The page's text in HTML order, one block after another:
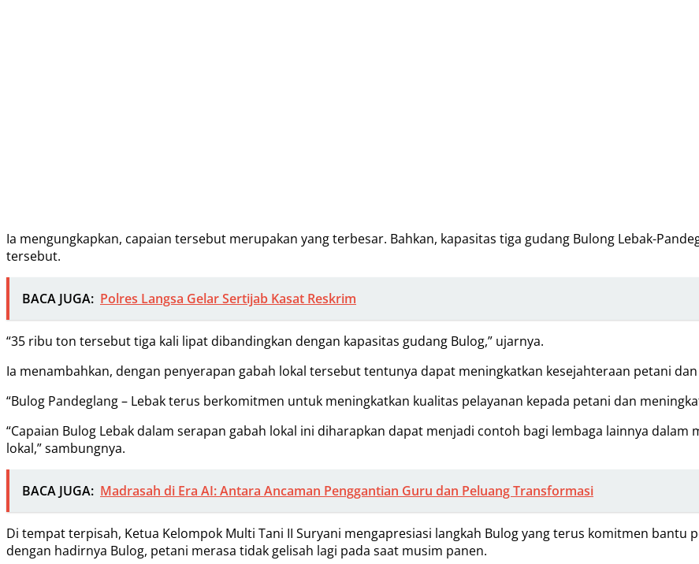
Ia mengungkapkan, capaian tersebut merupakan yang terbesar. Bahkan, kapasitas tiga gudang Bulong Lebak-
tersebut.
BACA JUGA: Polres Langsa Gelar Sertijab Kasat Reskrim
“35 ribu ton tersebut tiga kali lipat dibandingkan dengan kapasitas gudang Bulog,” ujarnya.
Ia menambahkan, dengan penyerapan gabah lokal tersebut tentunya dapat meningkatkan kesejahteraan petani
“Bulog Pandeglang – Lebak terus berkomitmen untuk meningkatkan kualitas pelayanan kepada petani dan
“Capaian Bulog Lebak dalam serapan gabah lokal ini diharapkan dapat menjadi contoh bagi lembaga lainnya
lokal,” sambungnya.
BACA JUGA: Madrasah di Era AI: Antara Ancaman Penggantian Guru dan Peluang Transformasi
Di tempat terpisah, Ketua Kelompok Multi Tani II Suryani mengapresiasi langkah Bulog yang terus komitmen bantu
dengan hadirnya Bulog, petani merasa tidak gelisah lagi pada saat musim panen.